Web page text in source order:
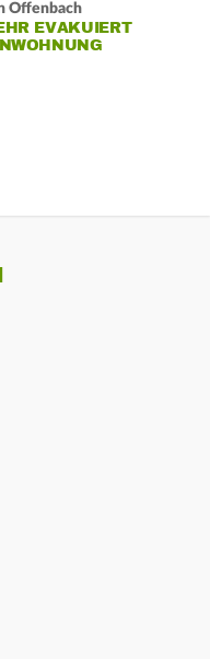
Offenbach
EVAKUIERT